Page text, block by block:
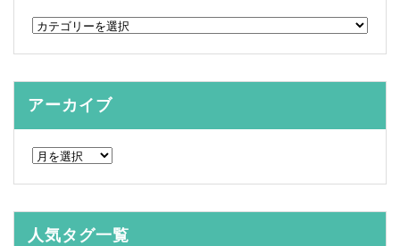
カ
リ
ー
アーカイブ
ア
イ
ブ
人気タグ一覧